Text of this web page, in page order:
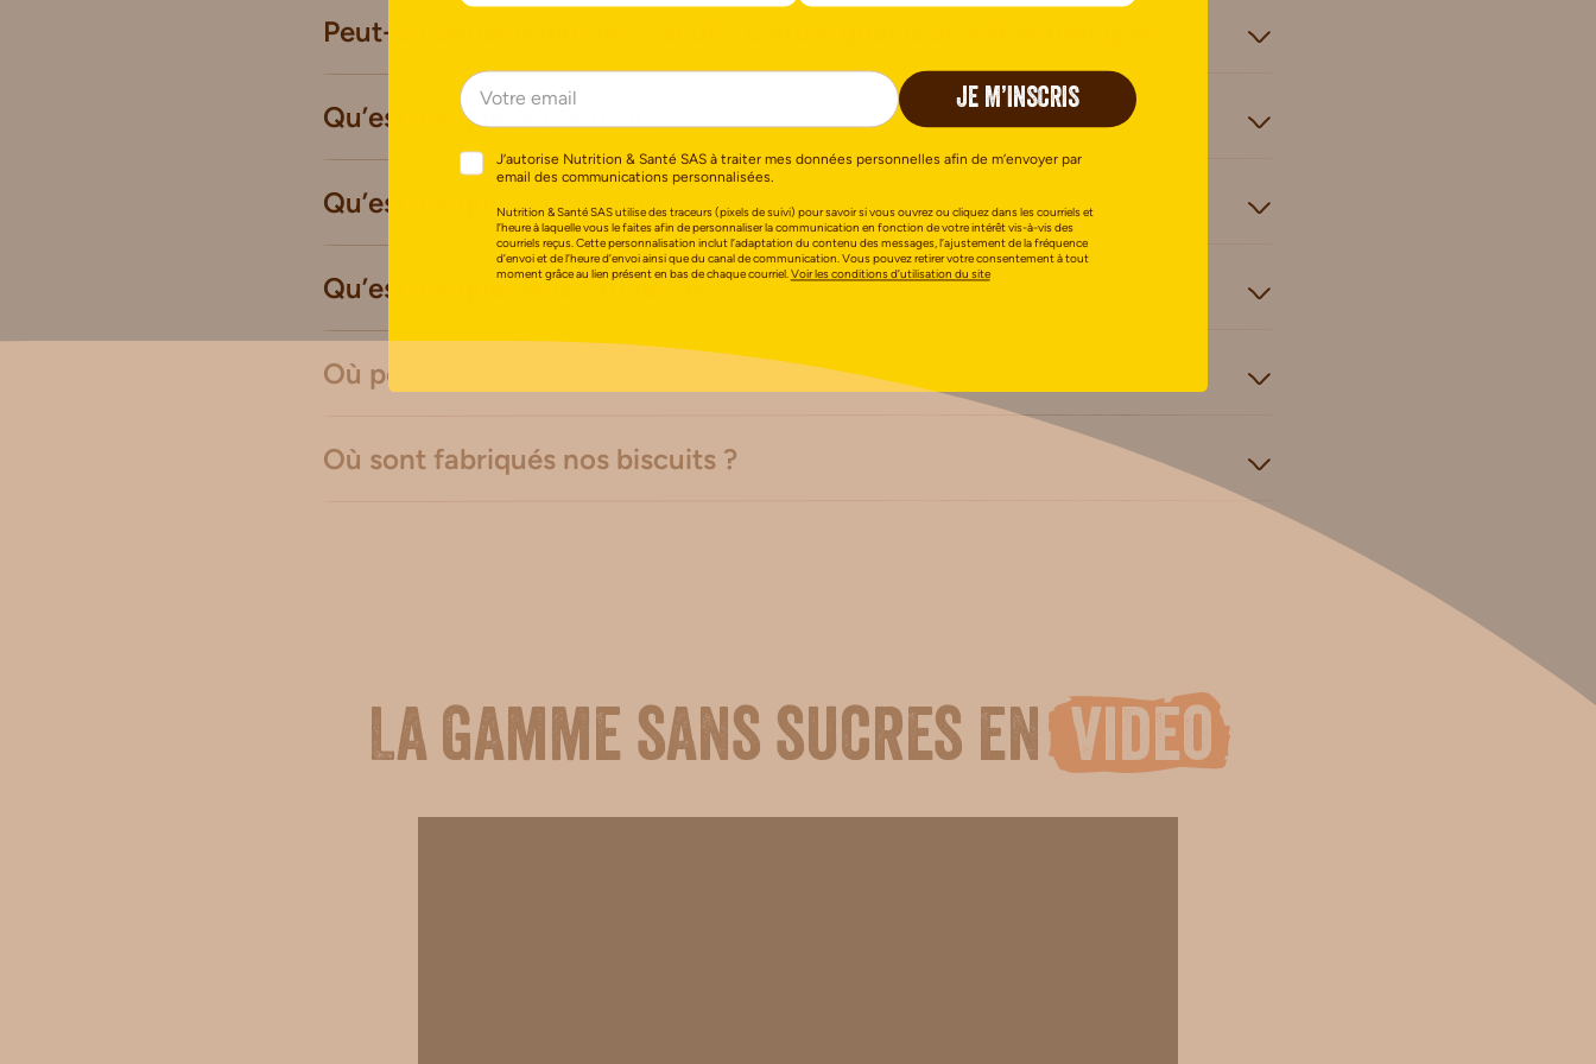
Peut-on consommer les biscuits Gerblé quand on est diabétique ?
Qu’est-ce que le Maltitol ?
Qu’est-ce que la glycémie ?
Qu’est-ce que de la farine CRC ?
Où peut-on trouver les produits Gerblé ?
Où sont fabriqués nos biscuits ?
La gamme sans sucres en vidéo
JE M’INSCRIS
J’autorise Nutrition & Santé SAS à traiter mes données personnelles afin de m’envoyer par
email des communications personnalisées.
Nutrition & Santé SAS utilise des traceurs (pixels de suivi) pour savoir si vous ouvrez ou cliquez dans les courriels et
l’heure à laquelle vous le faites afin de personnaliser la communication en fonction de votre intérêt vis-à-vis des
courriels reçus. Cette personnalisation inclut l’adaptation du contenu des messages, l’ajustement de la fréquence
d’envoi et de l’heure d’envoi ainsi que du canal de communication. Vous pouvez retirer votre consentement à tout
moment grâce au lien présent en bas de chaque courriel.Voir les conditions d’utilisation du site